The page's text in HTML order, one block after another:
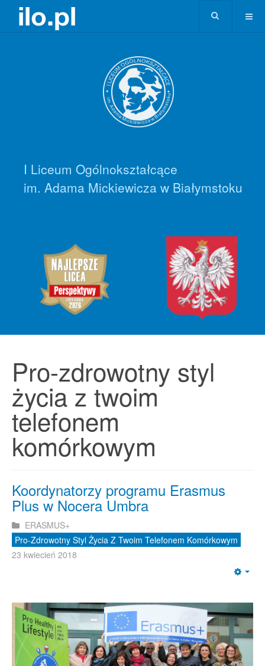
I Liceum Ogólnokształcące
im. Adama Mickiewicza w Białymstoku
Pro-zdrowotny styl
życia z twoim
telefonem
komórkowym
Koordynatorzy programu Erasmus
Plus w Nocera Umbra
ERASMUS+
Pro-Zdrowotny Styl Życia Z Twoim Telefonem Komórkowym
23 kwiecień 2018